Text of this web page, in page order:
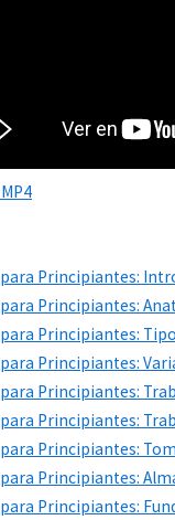
para Principiantes:
para Principiantes:
para Principiantes:
para Principiantes:
para Principiantes:
para Principiantes:
para Principiantes:
para Principiantes:
para Principiantes: